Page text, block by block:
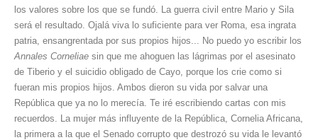
los valores sobre los que se fundó. La gue­rra civil entre Mario y Sila
será el resultado. Ojalá viva lo suficiente para ver Roma, esa ingrata
patria, ensangrentada por sus propios hijos... No puedo yo escribir los
Annales Corneliae sin que me ahoguen las lágrimas por el asesinato
de Tiberio y el suicidio obligado de Cayo, porque los crie como si
fueran mis propios hijos. Ambos dieron su vida por salvar una
República que ya no lo merecía. Te iré escribiendo cartas con mis
recuerdos. La mujer más influyente de la República, Cornelia Africana,
la primera a la que el Senado corrupto que destrozó su vida le levantó